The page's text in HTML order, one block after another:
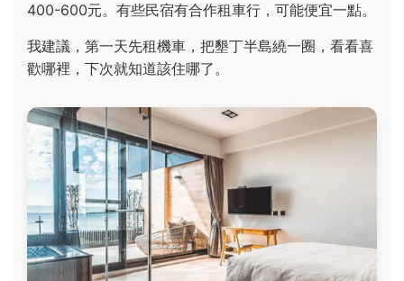
400-600元。有些民宿有合作租車行，可能便宜一點。
我建議，第一天先租機車，把墾丁半島繞一圈，看看喜
歡哪裡，下次就知道該住哪了。